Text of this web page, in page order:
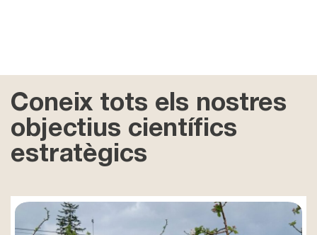
Coneix tots els nostres
objectius científics
estratègics